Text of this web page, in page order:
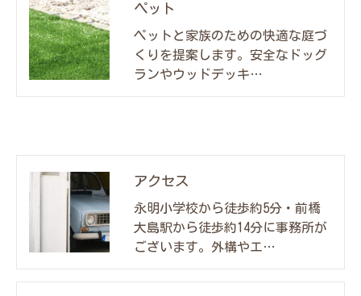
ペット
ペットと家族のための快適な庭づ
くりを提案します。安全なドッグ
ランやウッドデッキ…
アクセス
永明小学校から徒歩約5分・前橋
大島駅から徒歩約14分に事務所が
ございます。外構やエ…